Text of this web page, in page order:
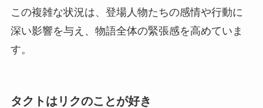
この複雑な状況は、登場人物たちの感情や行動に
深い影響を与え、物語全体の緊張感を高めていま
す。
タクトはリクのことが好き